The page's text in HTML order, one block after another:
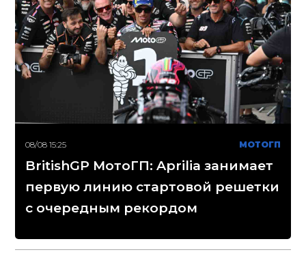
08/08 15:25 МОТОГП
BritishGP МотоГП: Aprilia занимает
первую линию стартовой решетки
с очередным рекордом